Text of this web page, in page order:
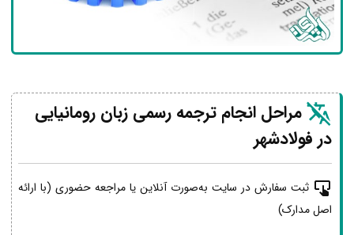
مراحل انجام ترجمه رسمی زبان رومانیایی
در فولادشهر
ثبت سفارش در سایت به‌صورت آنلاین یا مراجعه حضوری (با ارائه
اصل مدارک)